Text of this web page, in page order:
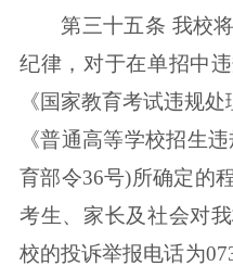
第三十五条 我校
纪律，对于在单招中
《国家教育考试违规
《普通高等学校招生
育部令36号)所确定的
考生、家长及社会对
校的投诉举报电话为